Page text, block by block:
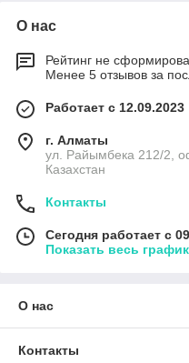
О нас
Рейтинг не
Менее 5 отзывов за
Работает с 12.09.2023
г. Алматы
ул. Райымбека 212/2,
Казахстан
Контакты
Сегодня работает с
Показать весь
О нас
Контакты